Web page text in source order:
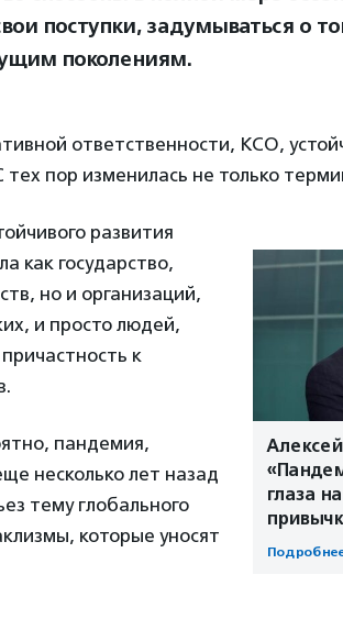
поступки, задумываться о
поколениям.
ответственности, КСО,
пор изменилась не только
глаза
развития
как государство,
но и организаций,
и просто людей,
к
пандемия,
несколько лет назад
тему глобального
которые уносят